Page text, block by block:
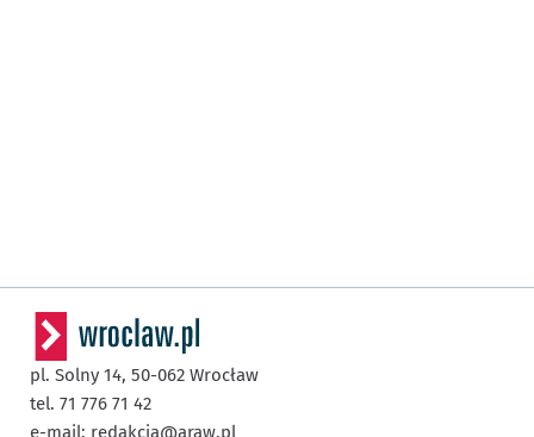
pl. Solny 14, 50-062 Wrocław
tel. 71 776 71 42
e-mail: redakcja@araw.pl